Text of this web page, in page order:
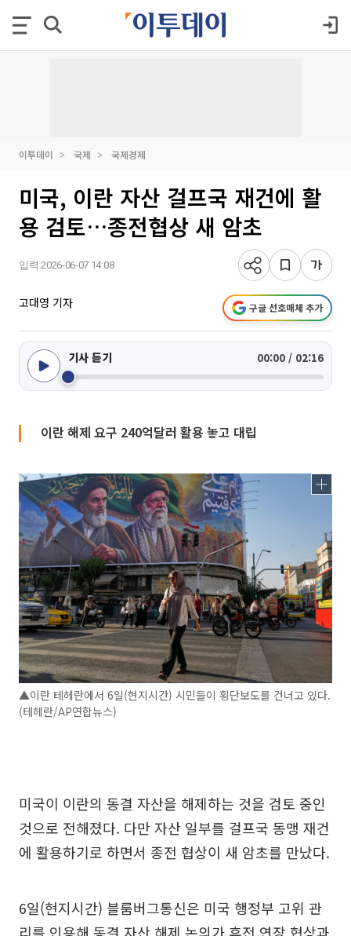
이투데이 국제 국제경제
미국, 이란 자산 걸프국 재건에 활
용 검토…종전협상 새 암초
입력 2026-06-07 14:08
고대영 기자 구글 선호매체 추가
기사 듣기 00:00 / 02:16
이란 해제 요구 240억달러 활용 놓고 대립
▲이란 테헤란에서 6일(현지시간) 시민들이 횡단보도를 건너고 있다.
(테헤란/AP연합뉴스)
미국이 이란의 동결 자산을 해제하는 것을 검토 중인
것으로 전해졌다. 다만 자산 일부를 걸프국 동맹 재건
에 활용하기로 하면서 종전 협상이 새 암초를 만났다.
6일(현지시간) 블룸버그통신은 미국 행정부 고위 관